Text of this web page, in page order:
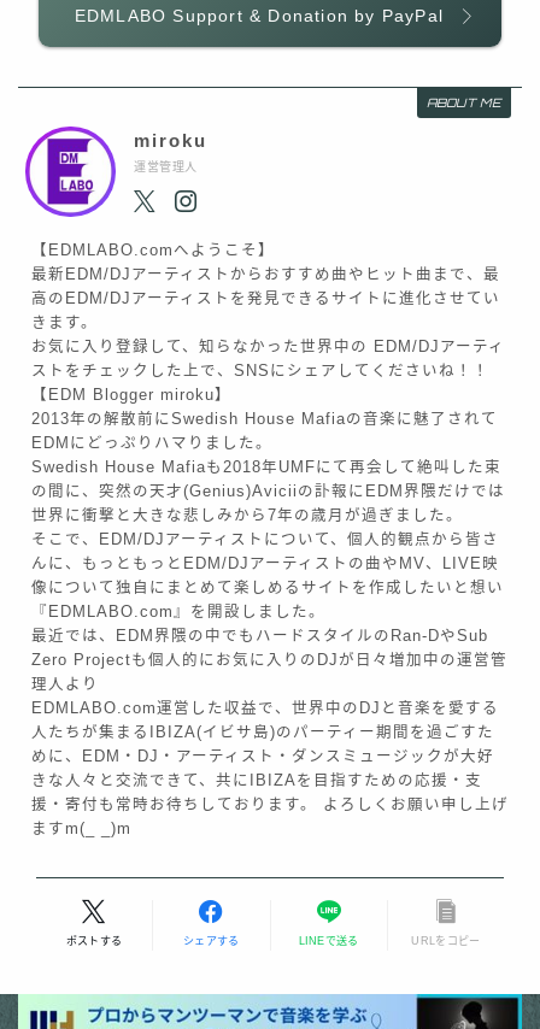
EDMLABO Support & Donation by PayPal
ABOUT ME
miroku
運営管理人
【EDMLABO.comへようこそ】
最新EDM/DJアーティストからおすすめ曲やヒット曲まで、最
高のEDM/DJアーティストを発見できるサイトに進化させてい
きます。
お気に入り登録して、知らなかった世界中の EDM/DJアーティ
ストをチェックした上で、SNSにシェアしてくださいね！！
【EDM Blogger miroku】
2013年の解散前にSwedish House Mafiaの音楽に魅了されて
EDMにどっぷりハマりました。
Swedish House Mafiaも2018年UMFにて再会して絶叫した束
の間に、突然の天才(Genius)Aviciiの訃報にEDM界隈だけでは
世界に衝撃と大きな悲しみから7年の歳月が過ぎました。
そこで、EDM/DJアーティストについて、個人的観点から皆さ
んに、もっともっとEDM/DJアーティストの曲やMV、LIVE映
像について独自にまとめて楽しめるサイトを作成したいと想い
『EDMLABO.com』を開設しました。
最近では、EDM界隈の中でもハードスタイルのRan-DやSub
Zero Projectも個人的にお気に入りのDJが日々増加中の運営管
理人より
EDMLABO.com運営した収益で、世界中のDJと音楽を愛する
人たちが集まるIBIZA(イビサ島)のパーティー期間を過ごすた
めに、EDM・DJ・アーティスト・ダンスミュージックが大好
きな人々と交流できて、共にIBIZAを目指すための応援・支
援・寄付も常時お待ちしております。 よろしくお願い申し上げ
ますm(_ _)m
ポストする シェアする LINEで送る URLをコピー